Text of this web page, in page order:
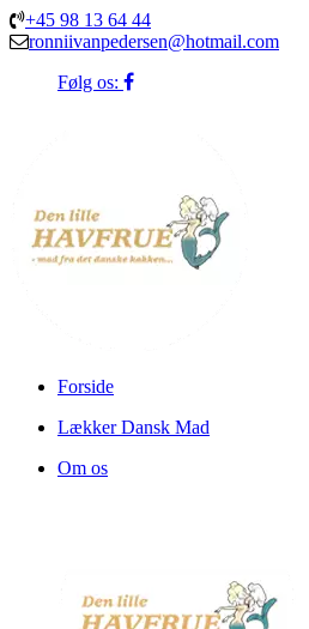
+45 98 13 64 44
ronniivanpedersen@hotmail.com
Følg os:
Forside
Lækker Dansk Mad
Om os